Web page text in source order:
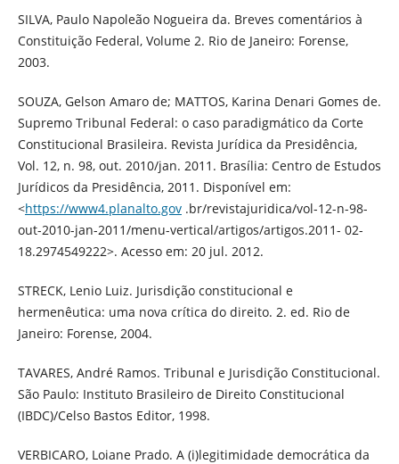
SILVA, Paulo Napoleão Nogueira da. Breves comentários à
Constituição Federal, Volume 2. Rio de Janeiro: Forense,
2003.
SOUZA, Gelson Amaro de; MATTOS, Karina Denari Gomes de.
Supremo Tribunal Federal: o caso paradigmático da Corte
Constitucional Brasileira. Revista Jurídica da Presidência,
Vol. 12, n. 98, out. 2010/jan. 2011. Brasília: Centro de Estudos
Jurídicos da Presidência, 2011. Disponível em:
<https://www4.planalto.gov.br/revistajuridica/vol-12-n-98-
out-2010-jan-2011/menu-vertical/artigos/artigos.2011- 02-
18.2974549222>. Acesso em: 20 jul. 2012.
STRECK, Lenio Luiz. Jurisdição constitucional e
hermenêutica: uma nova crítica do direito. 2. ed. Rio de
Janeiro: Forense, 2004.
TAVARES, André Ramos. Tribunal e Jurisdição Constitucional.
São Paulo: Instituto Brasileiro de Direito Constitucional
(IBDC)/Celso Bastos Editor, 1998.
VERBICARO, Loiane Prado. A (i)legitimidade democrática da